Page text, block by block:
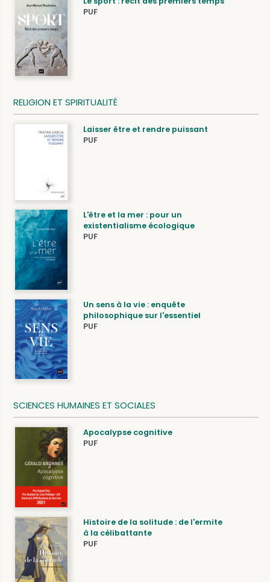
PUF
RELIGION ET SPIRITUALITÉ
Laisser être et rendre puissant
PUF
L'être et la mer : pour un
existentialisme écologique
PUF
Un sens à la vie : enquête
philosophique sur l'essentiel
PUF
SCIENCES HUMAINES ET SOCIALES
Apocalypse cognitive
PUF
Histoire de la solitude : de l'ermite
à la célibattante
PUF